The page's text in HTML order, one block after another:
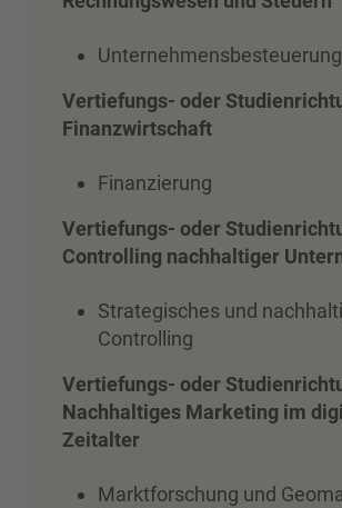
Unternehmensbesteuerung
Vertiefungs- oder
Finanzwirtschaft
Finanzierung
Vertiefungs- oder
Controlling nachhaltiger
Strategisches und
Controlling
Vertiefungs- oder
Nachhaltiges Marketing im
Zeitalter
Marktforschung und